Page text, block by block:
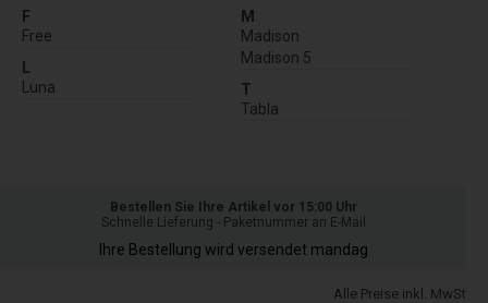
F
Free
L
Luna
M
Madison
Madison 5
T
Tabla
Bestellen Sie Ihre Artikel vor 15:00 Uhr
Schnelle Lieferung - Paketnummer an E-Mail
Ihre Bestellung wird versendet mandag
Alle Preise inkl. MwSt